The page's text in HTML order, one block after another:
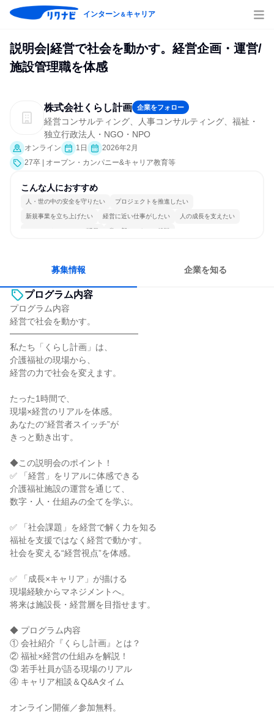
インターン＆キャリア
説明会|経営で社会を動かす。経営企画・運営/
施設管理職を体感
株式会社くらし計画 企業をフォロー
経営コンサルティング、人事コンサルティング、福祉・
独立行政法人・NGO・NPO
オンライン 1日
2026年2月
27卒 | オープン・カンパニー&キャリア教育等
こんな人におすすめ
人・世の中の安全を守りたい プロジェクトを推進したい
新規事業を立ち上げたい 経営に近い仕事がしたい 人の成長を支えたい
コミュニケーションが活発 常に新しいものに挑戦
募集情報 企業を知る
プログラム内容
プログラム内容
経営で社会を動かす。
━━━━━━━━━━━━━━━
私たち「くらし計画」は、
介護福祉の現場から、
経営の力で社会を変えます。
たった1時間で、
現場×経営のリアルを体感。
あなたの“経営者スイッチ”が
きっと動き出す。
◆この説明会のポイント！
✅ 「経営」をリアルに体感できる
介護福祉施設の運営を通じて、
数字・人・仕組みの全てを学ぶ。
✅ 「社会課題」を経営で解く力を知る
福祉を支援ではなく経営で動かす。
社会を変える“経営視点”を体感。
✅ 「成長×キャリア」が描ける
現場経験からマネジメントへ。
将来は施設長・経営層を目指せます。
◆ プログラム内容
① 会社紹介『くらし計画』とは？
② 福祉×経営の仕組みを解説！
③ 若手社員が語る現場のリアル
④ キャリア相談＆Q&Aタイム
オンライン開催／参加無料。